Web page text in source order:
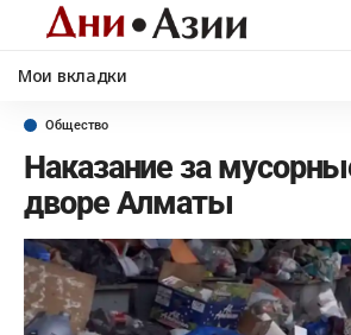
Мои вкладки
Общество
Наказание за
дворе Алматы